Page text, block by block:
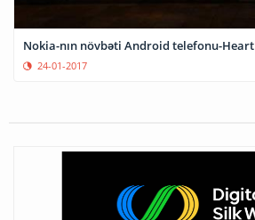
Nokia-nın növbəti Android telefonu-Heart
24-01-2017